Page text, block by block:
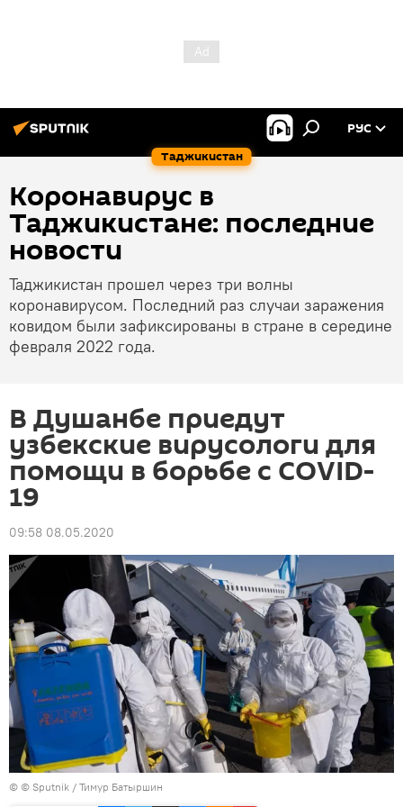
Таджикистан
РУС
Коронавирус в
Таджикистане: последние
новости
Таджикистан прошел через три волны
коронавирусом. Последний раз случаи заражения
ковидом были зафиксированы в стране в середине
февраля 2022 года.
В Душанбе приедут
узбекские вирусологи для
помощи в борьбе с COVID-
19
09:58 08.05.2020
© © Sputnik / Тимур Батыршин